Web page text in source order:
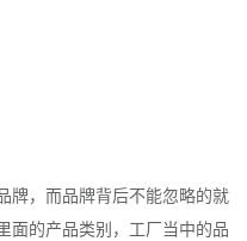
牌，而品牌背后不能忽略的就
面的产品类别，工厂当中的品